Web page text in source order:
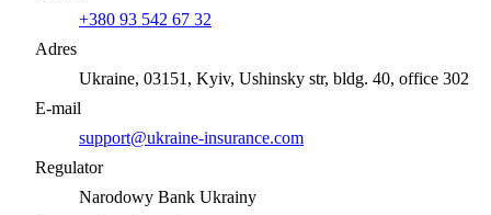
+380 93 542 67 32
Adres
Ukraine, 03151, Kyiv, Ushinsky str, bldg. 40, office 302
E-mail
support@ukraine-insurance.com
Regulator
Narodowy Bank Ukrainy